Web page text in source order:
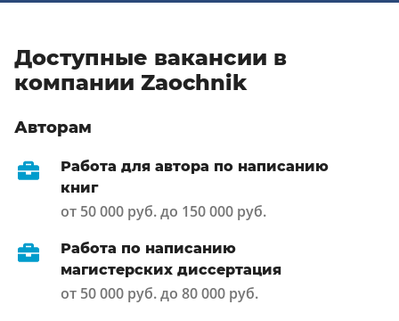
Доступные вакансии в
компании Zaochnik
Авторам
Работа для автора по написанию
книг
от 50 000 руб. до 150 000 руб.
Работа по написанию
магистерских диссертация
от 50 000 руб. до 80 000 руб.